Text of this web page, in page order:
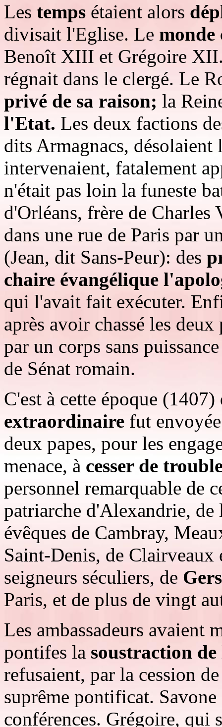
Les temps étaient alors
divisait l'Eglise. Le monde
Benoît XIII et Grégoire
régnait dans le clergé. Le
privé de sa raison; la
l'Etat. Les deux factions
dits Armagnacs,
intervenaient, fatalement
n'était pas loin la funeste
d'Orléans, frère de Charles
dans une rue de Paris par
(Jean, dit Sans-Peur): des
chaire évangélique
qui l'avait fait exécuter.
après avoir chassé les
par un corps sans
de Sénat romain.
C'est à cette époque
extraordinaire fut
deux papes, pour les
menace, à cesser de
personnel remarquable de
patriarche d'Alexandrie, de
évêques de Cambray,
Saint-Denis, de Clairveaux
seigneurs séculiers, de
Paris, et de plus de vingt
Les ambassadeurs avaient
pontifes la soustraction
refusaient, par la cession
suprême pontificat.
conférences. Grégoire, qui